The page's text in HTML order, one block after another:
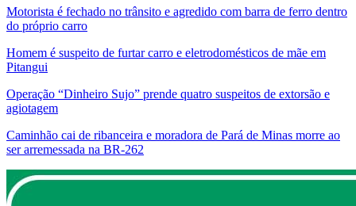
Motorista é fechado no trânsito e agredido com barra de ferro dentro
do próprio carro
Homem é suspeito de furtar carro e eletrodomésticos de mãe em
Pitangui
Operação “Dinheiro Sujo” prende quatro suspeitos de extorsão e
agiotagem
Caminhão cai de ribanceira e moradora de Pará de Minas morre ao
ser arremessada na BR-262